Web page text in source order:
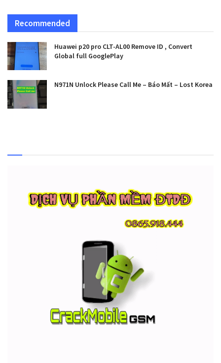
Recommended
Huawei p20 pro CLT-AL00 Remove ID , Convert
Global full GooglePlay
N971N Unlock Please Call Me – Báo Mất – Lost Korea